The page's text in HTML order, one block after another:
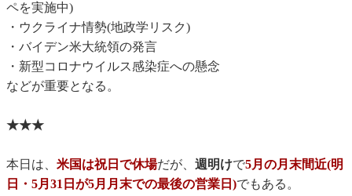
ペを実施中)
・ウクライナ情勢(地政学リスク)
・バイデン米大統領の発言
・新型コロナウイルス感染症への懸念
などが重要となる。
★★★
本日は、 米国は祝日で休場だが、 週明けで5月の月末間近(明
日・5月31日が5月月末での最後の営業日)でもある。